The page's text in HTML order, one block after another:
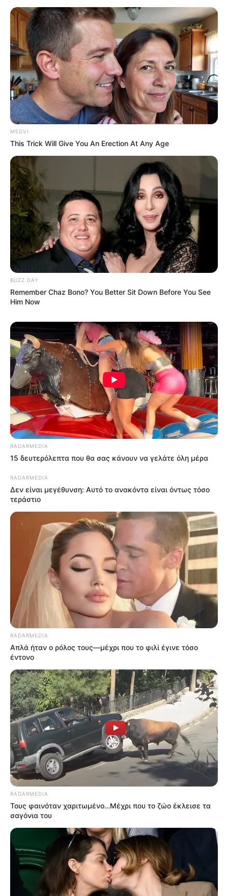
MEDVI
This Trick Will Give You An Erection At Any Age
BUZZ DAY
Remember Chaz Bono? You Better Sit Down Before You See
Him Now
RADARMEDIA
15 δευτερόλεπτα που θα σας κάνουν να γελάτε όλη μέρα
RADARMEDIA
Δεν είναι μεγέθυνση: Αυτό το ανακόντα είναι όντως τόσο
τεράστιο
RADARMEDIA
Απλά ήταν ο ρόλος τους—μέχρι που το φιλί έγινε τόσο
έντονο
RADARMEDIA
Τους φαινόταν χαριτωμένο…Μέχρι που το ζώο έκλεισε τα
σαγόνια του